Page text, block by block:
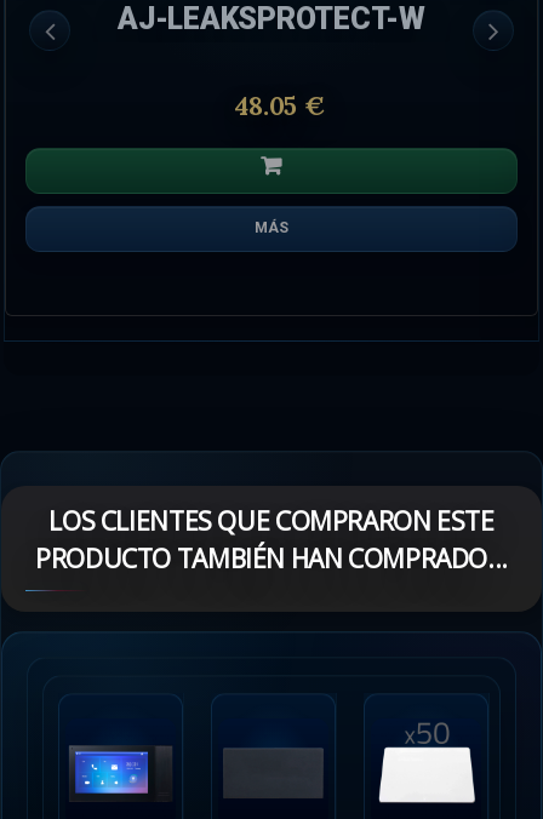
AJ-LEAKSPROTECT-W
48.05 €
MÁS
LOS CLIENTES QUE COMPRARON ESTE
PRODUCTO TAMBIÉN HAN COMPRADO...